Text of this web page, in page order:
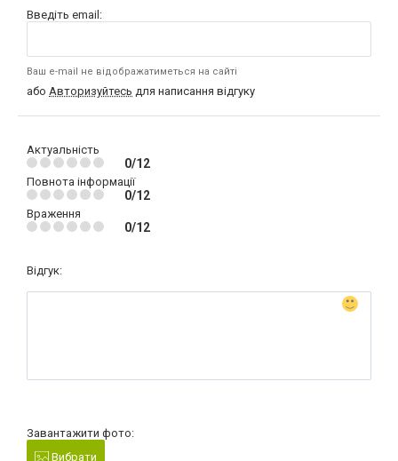
Введіть email:
Ваш e-mail не відображатиметься на сайті
або Авторизуйтесь для написання відгуку
Актуальність
0/12
Повнота інформації
0/12
Враження
0/12
Відгук:
Завантажити фото:
Вибрати